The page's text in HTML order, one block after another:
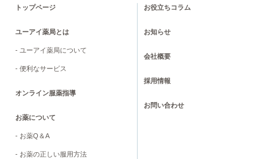
トップページ
ユーアイ薬局とは
- ユーアイ薬局について
- 便利なサービス
オンライン服薬指導
お薬について
- お薬Q＆A
- お薬の正しい服用方法
お役立ちコラム
お知らせ
会社概要
採用情報
お問い合わせ